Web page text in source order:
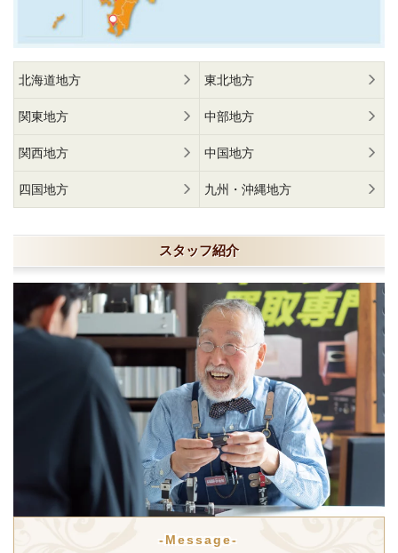
北海道地方 東北地方
関東地方 中部地方
関西地方 中国地方
四国地方 九州・沖縄地方
スタッフ紹介
-Message-